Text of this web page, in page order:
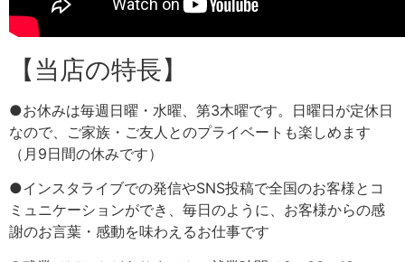
【当店の特長】
●お休みは毎週日曜・水曜、第3木曜です。日曜日が定休日
なので、ご家族・ご友人とのプライベートも楽しめます
（月9日間の休みです）
●インスタライブでの発信やSNS投稿で全国のお客様とコ
ミュニケーションができ、毎日のように、お客様からの感
謝のお言葉・感動を味わえるお仕事です